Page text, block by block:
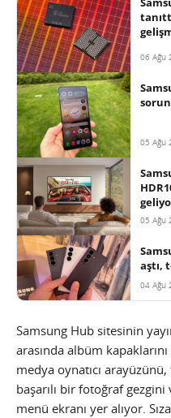
06 Ağu
05 Ağu
05 Ağu
aştı,
04 Ağu
Samsung Hub sitesinin
arasında albüm
medya oynatıcı
başarılı bir fotoğraf
menü ekranı yer alıyor.